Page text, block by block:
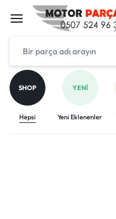
SHOP
Hepsi
YENI
Yeni Eklenenler